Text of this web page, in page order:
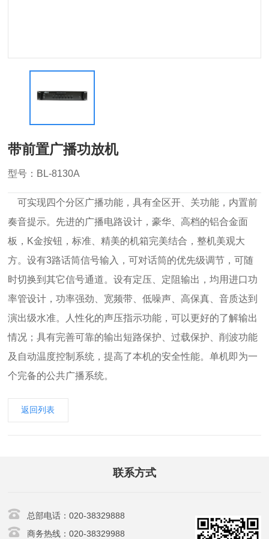
带前置广播功放机
型号：BL-8130A
可实现四个分区广播功能，具有全区开、关功能，内置前
奏音提示。先进的广播电路设计，豪华、高档的铝合金面
板，K金按钮，标准、精美的机箱完美结合，整机美观大
方。设有3路话筒信号输入，可对话筒的优先级调节，可随
时切换到其它信号通道。设有定压、定阻输出，均用进口功
率管设计，功率强劲、宽频带、低噪声、高保真、音质达到
演出级水准。人性化的声压指示功能，可以更好的了解输出
情况；具有完善可靠的输出短路保护、过载保护、削波功能
及自动温度控制系统，提高了本机的安全性能。单机即为一
个完备的公共广播系统。
返回列表
联系方式
总部电话：020-38329888
商务热线：020-38329988